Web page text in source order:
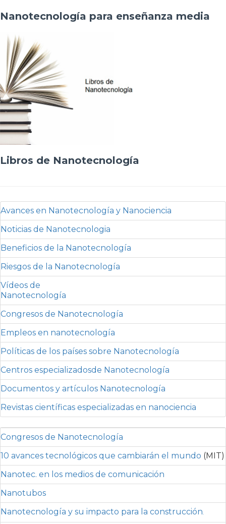
Nanotecnología para enseñanza media
Libros de Nanotecnología
Avances en Nanotecnología y Nanociencia
Noticias de Nanotecnologia
Beneficios de la Nanotecnología
Riesgos de la Nanotecnología
Vídeos de
Nanotecnología
Congresos de Nanotecnología
Empleos en nanotecnología
Políticas de los países sobre Nanotecnología
Centros especializadosde Nanotecnología
Documentos y artículos Nanotecnología
Revistas científicas especializadas en nanociencia
Congresos de Nanotecnología
10 avances tecnológicos que cambiarán el mundo (MIT)
Nanotec. en los medios de comunicación
Nanotubos
Nanotecnología y su impacto para la construcción.